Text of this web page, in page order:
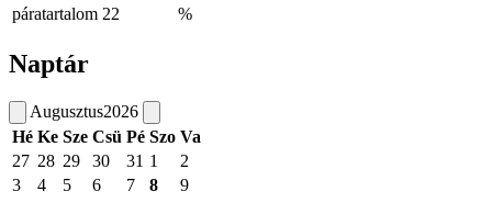
páratartalom 22 %
Naptár
Augusztus2026
Hé Ke Sze Csü Pé Szo Va
27 28 29 30 31 1
2
3
4 5 6 7 8
9